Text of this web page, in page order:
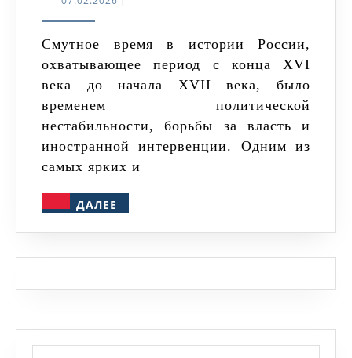
битвах
Смутного
времени
Смутное время в истории России,
охватывающее период с конца XVI
века до начала XVII века, было
временем политической
нестабильности, борьбы за власть и
иностранной интервенции. Одним из
самых ярких и
ДАЛЕЕ